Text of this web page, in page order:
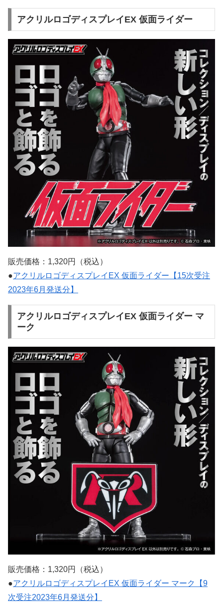
アクリルロゴディスプレイEX 仮面ライダー
販売価格：1,320円（税込）
●アクリルロゴディスプレイEX 仮面ライダー【15次受注
2023年6月発送分】
アクリルロゴディスプレイEX 仮面ライダー マ
ーク
販売価格：1,320円（税込）
●アクリルロゴディスプレイEX 仮面ライダー マーク【9
次受注2023年6月発送分】